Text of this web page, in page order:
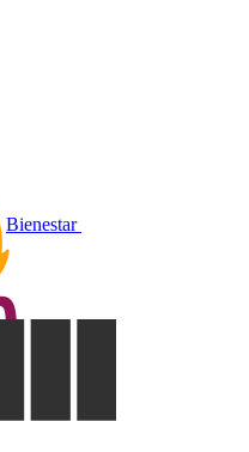
Bienestar